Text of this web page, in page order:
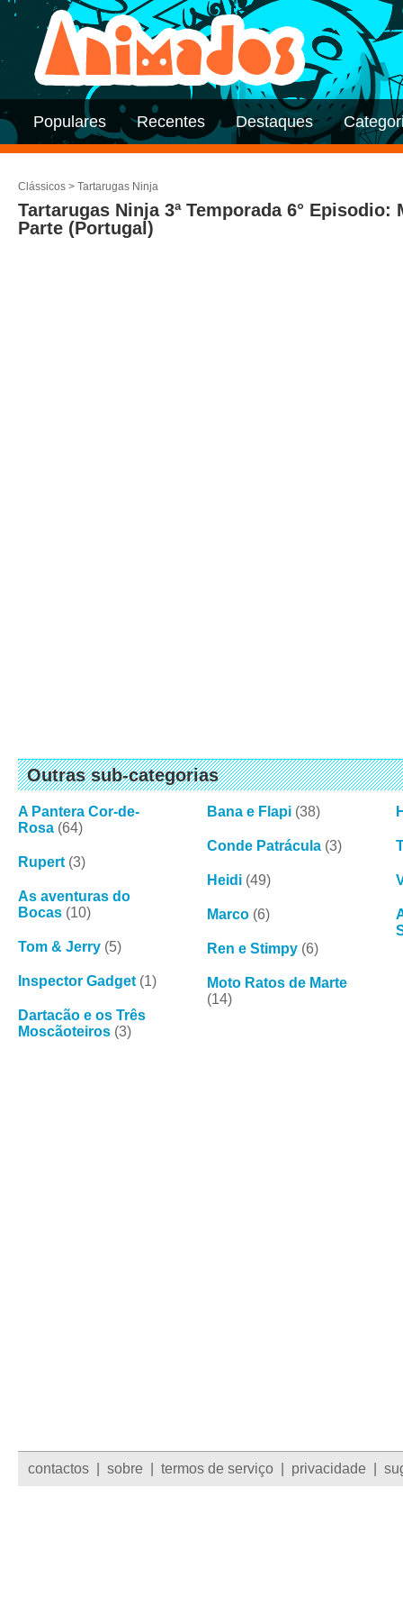
Populares Recentes Destaques
Clássicos > Tartarugas Ninja
Tartarugas Ninja 3ª Temporada 6° Episodio:
Parte (Portugal)
Outras sub-categorias
A Pantera Cor-de-
Rosa (64)
Rupert (3)
As aventuras do
Bocas (10)
Tom & Jerry (5)
Inspector Gadget (1)
Dartacão e os Três
Moscãoteiros (3)
Bana e Flapi (38)
Conde Patrácula (3)
Heidi (49)
Marco (6)
Ren e Stimpy (6)
Moto Ratos de Marte
(14)
contactos sobre termos de serviço privacidade